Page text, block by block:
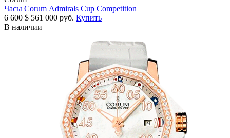
Часы Corum Admirals Cup Competition
6 600 $ 561 000 руб. Купить
В наличии